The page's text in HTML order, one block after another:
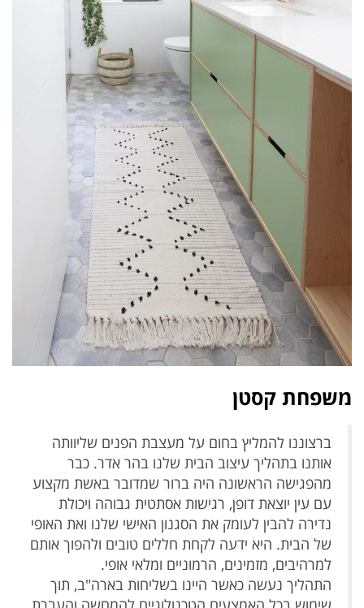
משפחת קסטן
ברצוננו להמליץ בחום על מעצבת הפנים שליוותה
אותנו בתהליך עיצוב הבית שלנו בהר אדר. כבר
מהפגישה הראשונה היה ברור שמדובר באשת מקצוע
עם עין יוצאת דופן, רגישות אסתטית גבוהה ויכולת
נדירה להבין לעומק את הסגנון האישי שלנו ואת האופי
של הבית. היא ידעה לקחת חללים טובים ולהפוך אותם
למרהיבים, מזמינים, הרמוניים ומלאי אופי.
התהליך נעשה כאשר היינו בשליחות בארה"ב, תוך